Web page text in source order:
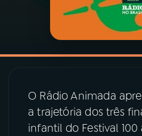
PODCASTS
07ÚLTIMAS
O Rádio Animada
a trajetória dos três
infantil do Festival